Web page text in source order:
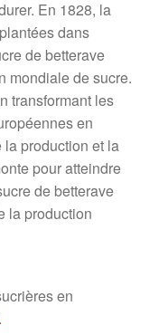
En 1828, la
dans
de betterave
mondiale de sucre.
transformant les
en
production et la
pour atteindre
de betterave
la production
en
.